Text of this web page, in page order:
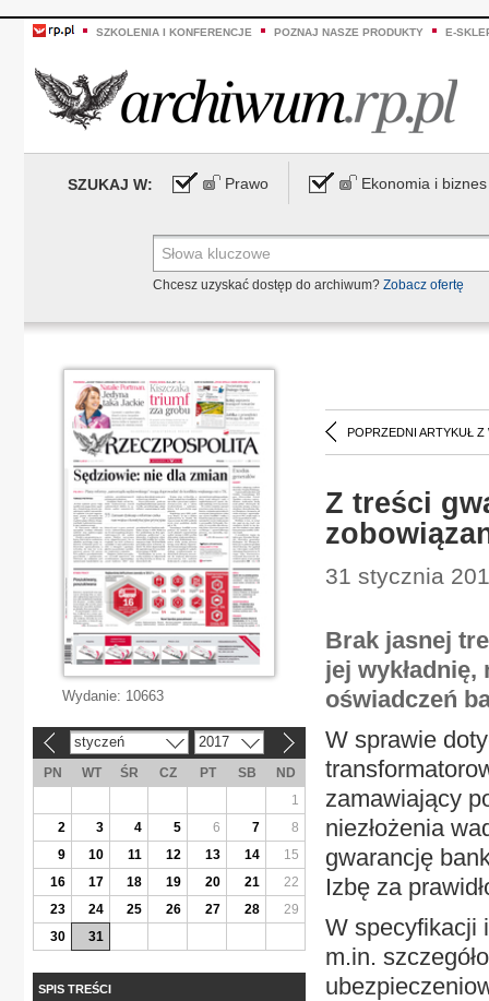
SZKOLENIA I KONFERENCJE POZNAJ NASZE PRODUKTY E-
SZUKAJ W: Prawo Ekonomia i biznes
Chcesz uzyskać dostęp do archiwum? Zobacz ofertę
POPRZEDNI ARTYKUŁ Z
Z treści
31 stycznia
Brak jasnej
jej
oświadczeń
W sprawie
zamawiający
niezłożenia
gwarancję
Izbę za
W specyfikacji
m.in.
Wydanie: 10663
styczeń 2017
PN WT ŚR CZ PT SB
ND
1
2
3 4 5 6 7
8
9
10 11 12 13 14
15
16
17 18 19 20 21
22
23
24 25 26 27 28
29
30
31
SPIS TREŚCI